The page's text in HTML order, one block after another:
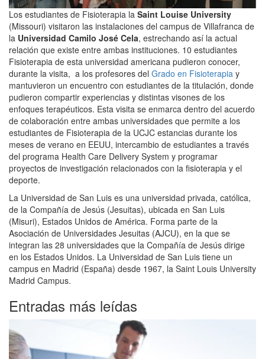
Los estudiantes de Fisioterapia la Saint Louise University
(Missouri) visitaron las instalaciones del campus de Villafranca de
la Universidad Camilo José Cela, estrechando así la actual
relación que existe entre ambas instituciones. 10 estudiantes
Fisioterapia de esta universidad americana pudieron conocer,
durante la visita, a los profesores del Grado en Fisioterapia y
mantuvieron un encuentro con estudiantes de la titulación, donde
pudieron compartir experiencias y distintas visones de los
enfoques terapéuticos. Esta visita se enmarca dentro del acuerdo
de colaboración entre ambas universidades que permite a los
estudiantes de Fisioterapia de la UCJC estancias durante los
meses de verano en EEUU, intercambio de estudiantes a través
del programa Health Care Delivery System y programar
proyectos de investigación relacionados con la fisioterapia y el
deporte.
La Universidad de San Luis es una universidad privada, católica,
de la Compañía de Jesús (Jesuitas), ubicada en San Luis
(Misuri), Estados Unidos de América. Forma parte de la
Asociación de Universidades Jesuitas (AJCU), en la que se
integran las 28 universidades que la Compañía de Jesús dirige
en los Estados Unidos. La Universidad de San Luis tiene un
campus en Madrid (España) desde 1967, la Saint Louis University
Madrid Campus.
Entradas más leídas